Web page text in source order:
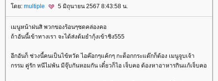
ดย: multiple 5 มิถุนายน 2567 8:43:58 น.
เมนูหน้าฝนสิ พวกของร้อนๆซดคล่องคอ
ถ้าอันนี้เข้าทางเรา จะได้ส่งต้มยำกุ้งเข้าชิง555
อีกอันก็ ช่วงนี้คนเป็นไข้หวัด ไอค๊อกๆแค้กๆ กะด็อกกระแด๊กก็ต้อง เมนูจูบเจ้า
กรรม คู่รัก หนีไม่พ้น มีจุ๊บกันหอมกัน เดี๋ยวก็ไอ เจ็บคอ ต้องหาอาหารกินแก้เจ็บคอ